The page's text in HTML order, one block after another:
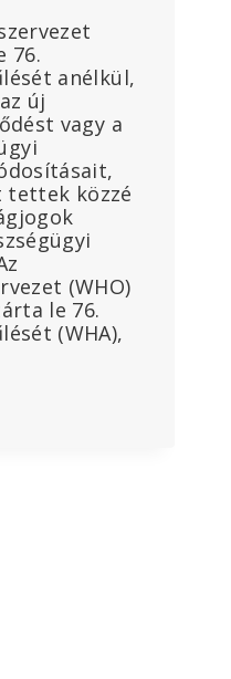
76.
anélkül,
új
vagy a
tettek közzé
(WHO)
le 76.
(WHA),